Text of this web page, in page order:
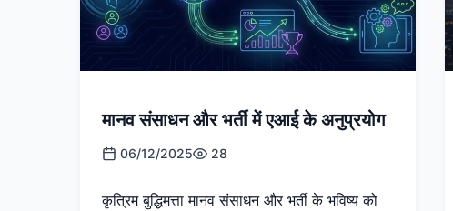
मानव संसाधन और भर्ती में एआई के अनुप्रयोग
06/12/2025 28
कृत्रिम बुद्धिमत्ता मानव संसाधन और भर्ती के भविष्य को